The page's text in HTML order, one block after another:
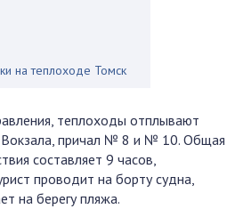
на теплоходе Томск
теплоходы отплывают
Вокзала, причал № 8 и № 10. Общая
составляет 9 часов,
проводит на борту судна,
на берегу пляжа.